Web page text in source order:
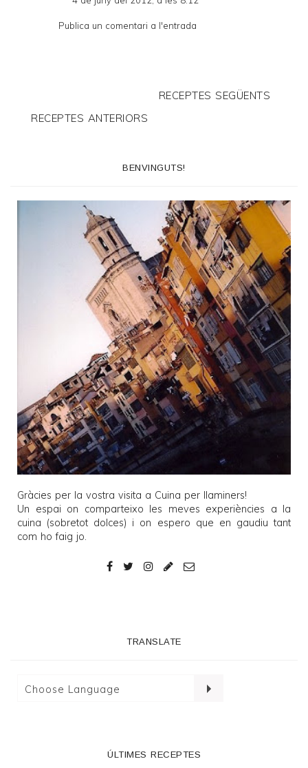
Publica un comentari a l'entrada
RECEPTES SEGÜENTS
RECEPTES ANTERIORS
BENVINGUTS!
Gràcies per la vostra visita a Cuina per llaminers!
Un espai on comparteixo les meves experiències a la
cuina (sobretot dolces) i on espero que en gaudiu tant
com ho faig jo.
TRANSLATE
ÚLTIMES RECEPTES